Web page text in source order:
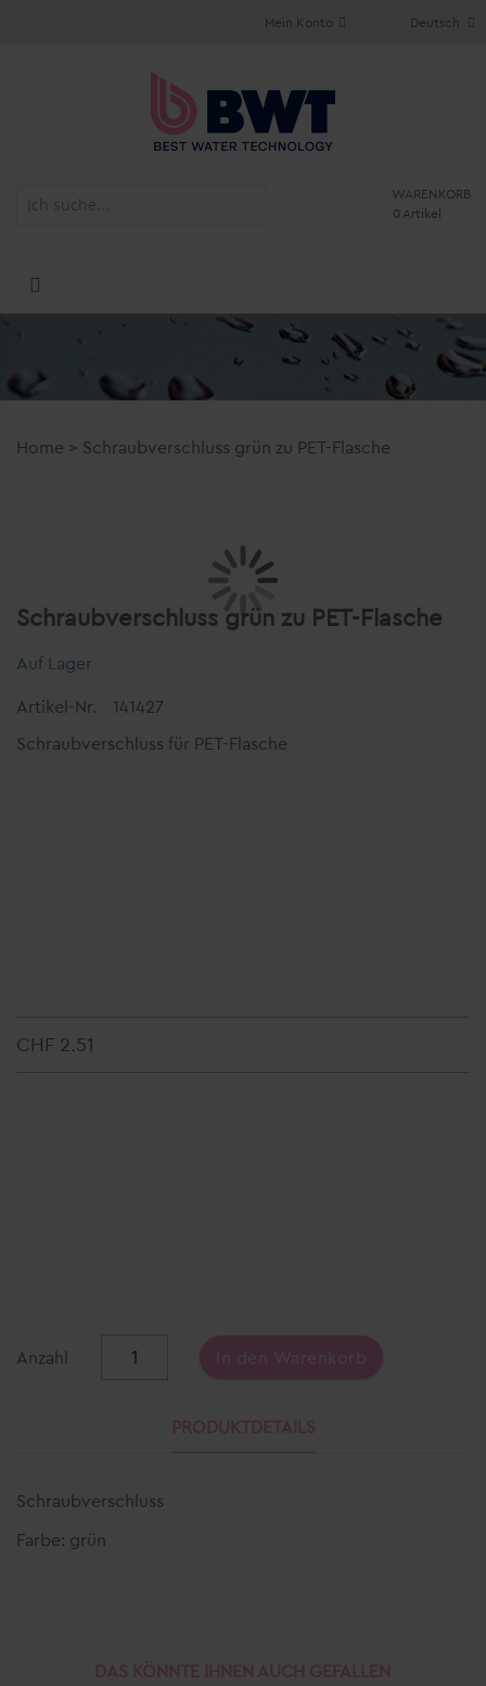
Deutsch
Mein Konto
WARENKORB
0 Artikel
Home > Schraubverschluss grün zu PET-Flasche
Schraubverschluss grün zu PET-Flasche
Auf Lager
Artikel-Nr.
141427
Schraubverschluss für PET-Flasche
CHF 2.51
Anzahl In den Warenkorb
PRODUKTDETAILS
Schraubverschluss
Farbe: grün
DAS KÖNNTE IHNEN AUCH GEFALLEN